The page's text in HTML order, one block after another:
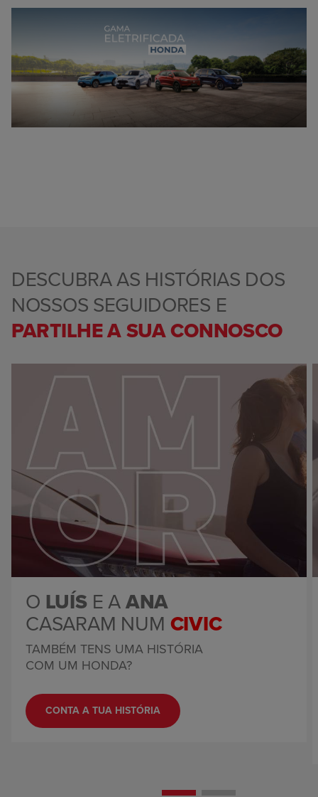
DESCUBRA AS HISTÓRIAS DOS
NOSSOS SEGUIDORES E
PARTILHE A SUA CONNOSCO
O LUÍSE A ANA
CASARAM NUM CIVIC
TAMBÉM TENS UMA HISTÓRIA
COM UM HONDA?
CONTA A TUA HISTÓRIA